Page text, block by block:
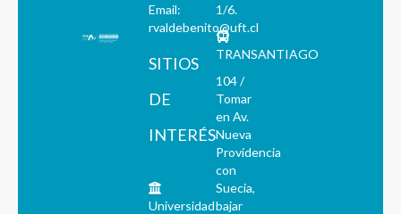
Email:
rvaldebenito@uft.cl
SITIOS
DE
INTERÉS
Universidad
1/6.
TRANSANTIAGO
104 /
Tomar
en Av.
Nueva
Providencia
con
Suecia,
bajar